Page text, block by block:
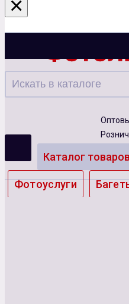
Казань
Каталог товаров
Фотоуслуги
×